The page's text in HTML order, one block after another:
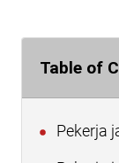
Table of
Pekerja